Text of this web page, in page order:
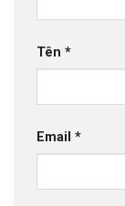
Tên *
Email *